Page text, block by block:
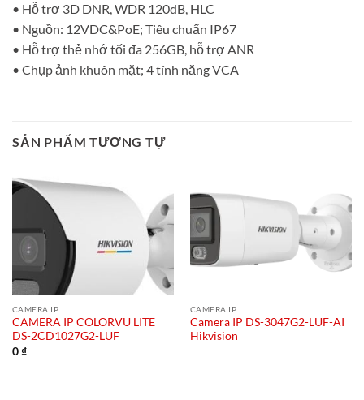
• Hỗ trợ 3D DNR, WDR 120dB, HLC
• Nguồn: 12VDC&PoE; Tiêu chuẩn IP67
• Hỗ trợ thẻ nhớ tối đa 256GB, hỗ trợ ANR
• Chụp ảnh khuôn mặt; 4 tính năng VCA
SẢN PHẨM TƯƠNG TỰ
CAMERA IP
CAMERA IP COLORVU LITE
DS-2CD1027G2-LUF
0₫
CAMERA IP
Camera IP DS-3047G2-LUF-AI
Hikvision